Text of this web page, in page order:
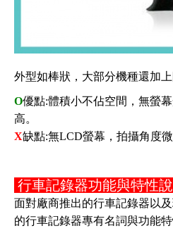
外型如棒狀，大部分機種還加
O優點:體積小不佔空間，無螢
高。
X缺點:無LCD螢幕，拍攝角度
行車記錄器功能與特性
面對廠商推出的行車記錄器以
的行車記錄器專有名詞與功能